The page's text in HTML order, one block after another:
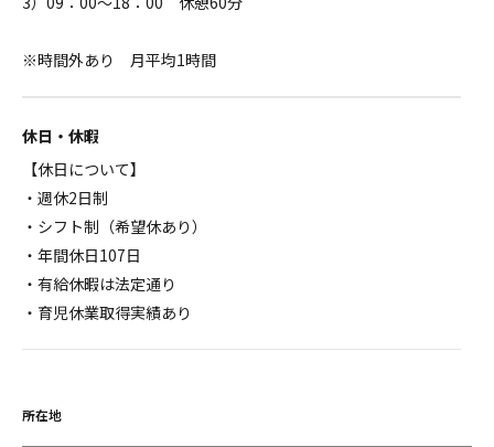
※時間外あり 月平均1時間
休日・休暇
【休日について】
・週休2日制
・シフト制（希望休あり）
・年間休日107日
・有給休暇は法定通り
・育児休業取得実績あり
所在地